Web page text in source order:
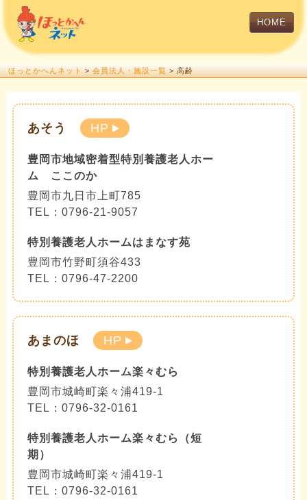
HOME
ほっとかへんネット>会員法人・施設一覧> 高齢
あそう HP
豊岡市地域密着型特別養護老人ホー
ム ここのか
豊岡市九日市上町785
TEL：0796-21-9057
特別養護老人ホームはまなす苑
豊岡市竹野町須谷433
TEL：0796-47-2200
あまのほ HP
特別養護老人ホーム楽々むら
豊岡市城崎町楽々浦419-1
TEL：0796-32-0161
特別養護老人ホーム楽々むら（短
期）
豊岡市城崎町楽々浦419-1
TEL：0796-32-0161